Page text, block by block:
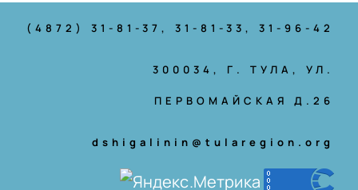
(4872) 31-81-37, 31-81-33, 31-96-42
300034, Г. ТУЛА, УЛ.
ПЕРВОМАЙСКАЯ Д.26
dshigalinin@tularegion.org